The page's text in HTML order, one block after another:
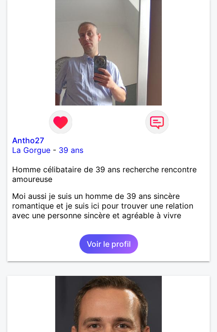
Antho27
La Gorgue - 39 ans
Homme célibataire de 39 ans recherche rencontre
amoureuse
Moi aussi je suis un homme de 39 ans sincère
romantique et je suis ici pour trouver une relation
avec une personne sincère et agréable à vivre
Voir le profil